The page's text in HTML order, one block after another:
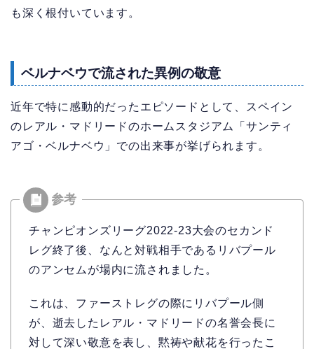
も深く根付いています。
ベルナベウで流された異例の敬意
近年で特に感動的だったエピソードとして、スペイン
のレアル・マドリードのホームスタジアム「サンティ
アゴ・ベルナベウ」での出来事が挙げられます。
チャンピオンズリーグ2022-23大会のセカンド
レグ終了後、なんと対戦相手であるリバプール
のアンセムが場内に流されました。
これは、ファーストレグの際にリバプール側
が、逝去したレアル・マドリードの名誉会長に
対して深い敬意を表し、黙祷や献花を行ったこ